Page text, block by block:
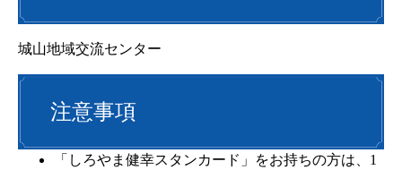
城山地域交流センター
注意事項
「しろやま健幸スタンカード」をお持ちの方は、1